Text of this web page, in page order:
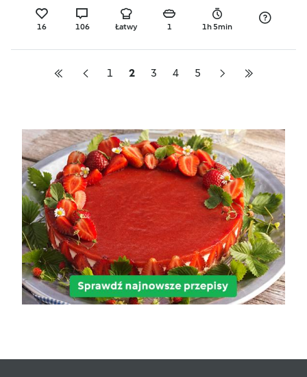
16 106 Łatwy 1 1h 5min
1 2 3 4 5